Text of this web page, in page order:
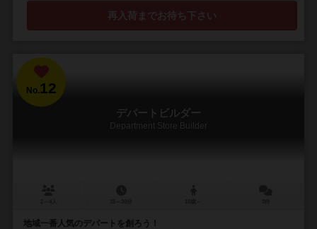
再入荷までお待ち下さい
No.12
デパートビルダー
Department Store Builder
地域一番人気のデパートを創ろう！